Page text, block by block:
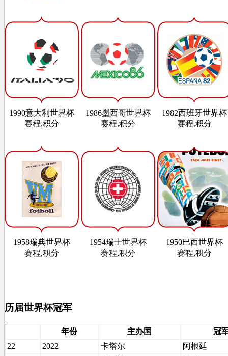
1990意大利世界杯
赛程,积分
1986墨西哥世界杯
赛程,积分
1982西班牙世界杯
赛程,积分
1958瑞典世界杯
赛程,积分
1954瑞士世界杯
赛程,积分
1950巴西世界杯
赛程,积分
历届世界杯冠军
年份 主办国
冠
22
2022 卡塔尔
阿根廷